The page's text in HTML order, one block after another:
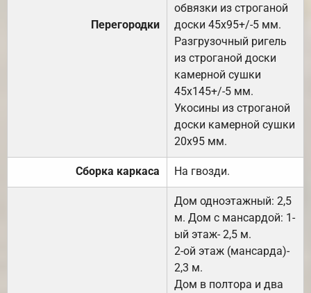
Перегородки
обвязки из строганой
доски 45х95+/-5 мм.
Разгрузочный ригель
из строганой доски
камерной сушки
45х145+/-5 мм.
Укосины из строганой
доски камерной сушки
20х95 мм.
Сборка каркаса На гвозди.
Дом одноэтажный: 2,5
м. Дом с мансардой: 1-
ый этаж- 2,5 м.
2-ой этаж (мансарда)-
2,3 м.
Дом в полтора и два